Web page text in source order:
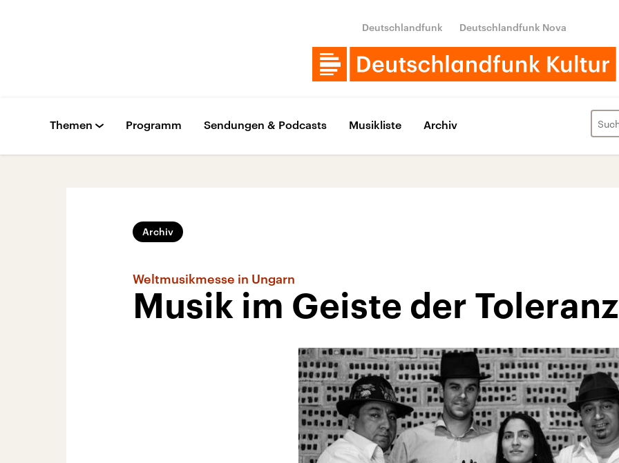
Deutschlandfunk Deutschlandfunk Nova
Themen Programm Sendungen & Podcasts Musikliste Archiv
Archiv
Weltmusikmesse in Ungarn
Musik im Geiste der Toleranz